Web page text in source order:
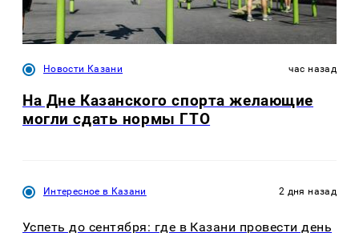
Новости Казани час назад
На Дне Казанского спорта желающие
могли сдать нормы ГТО
Интересное в Казани 2 дня назад
Успеть до сентября: где в Казани провести день